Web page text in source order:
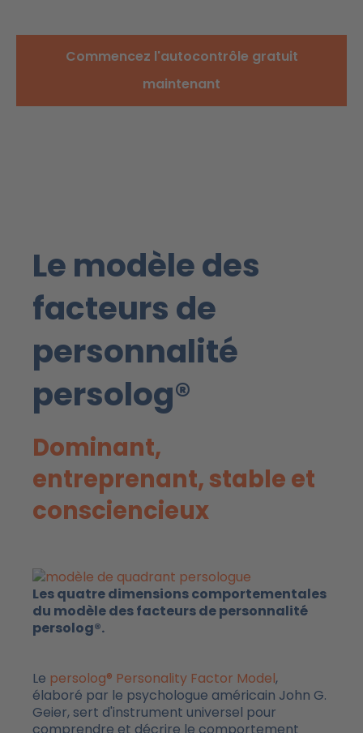
Commencez l'autocontrôle gratuit
maintenant
Le modèle des
facteurs de
personnalité
persolog®
Dominant,
entreprenant, stable et
consciencieux
Les quatre dimensions comportementales
du modèle des facteurs de personnalité
persolog®.
Le persolog® Personality Factor Model,
élaboré par le psychologue américain John G.
Geier, sert d'instrument universel pour
comprendre et décrire le comportement